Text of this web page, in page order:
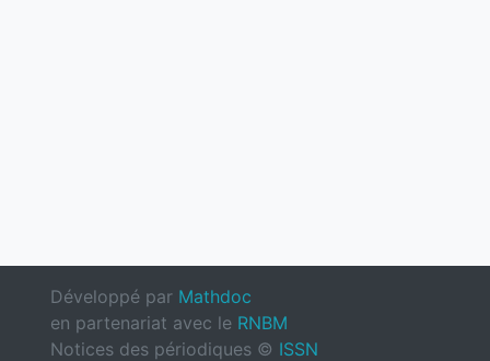
Développé par Mathdoc
en partenariat avec le RNBM
Notices des périodiques © ISSN